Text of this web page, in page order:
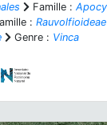
Famille :
: Rauvolfioideae
Genre : Vinca